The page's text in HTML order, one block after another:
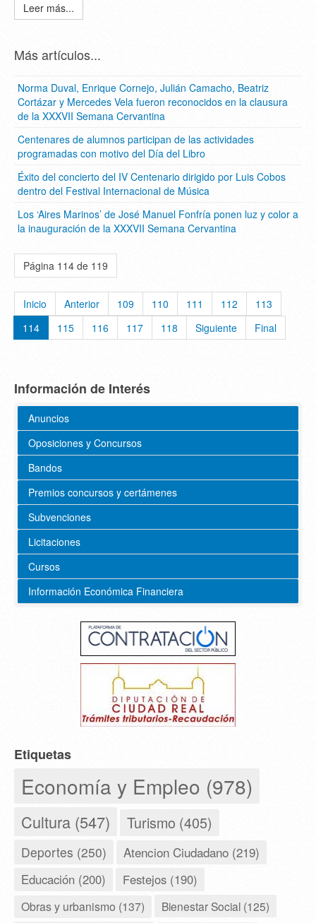
Leer más...
Más artículos...
Norma Duval, Enrique Cornejo, Julián Camacho, Beatriz
Cortázar y Mercedes Vela fueron reconocidos en la clausura
de la XXXVII Semana Cervantina
Centenares de alumnos participan de las actividades
programadas con motivo del Día del Libro
Éxito del concierto del IV Centenario dirigido por Luis Cobos
dentro del Festival Internacional de Música
Los ‘Aires Marinos’ de José Manuel Fonfría ponen luz y color a
la inauguración de la XXXVII Semana Cervantina
Página 114 de 119
Inicio Anterior 109 110 111 112
113
114
115 116 117 118 Siguiente Final
Información de Interés
Anuncios
Oposiciones y Concursos
Bandos
Premios concursos y certámenes
Subvenciones
Licitaciones
Cursos
Información Económica Financiera
Etiquetas
Economía y Empleo (978)
Cultura (547) Turismo (405)
Deportes (250) Atencion Ciudadano (219)
Educación (200) Festejos (190)
Obras y urbanismo (137) Bienestar Social (125)